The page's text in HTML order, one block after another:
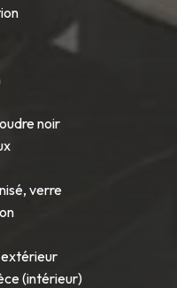
noir
verre
(intérieur)